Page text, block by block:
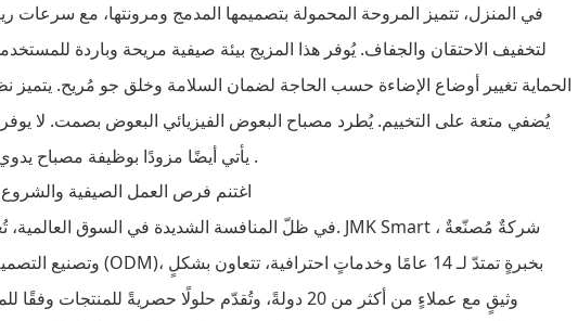
في المنزل، تتميز المروحة المحمولة بتصميمها المدمج ومرونتها، مع سرعات
لتخفيف الاحتقان والجفاف. يُوفر هذا المزيج بيئة صيفية مريحة وباردة
الحماية تغيير أوضاع الإضاءة حسب الحاجة لضمان السلامة وخلق جو مُريح.
يُضفي متعة على التخييم. يُطرد مصباح البعوض الفيزيائي البعوض بصمت. لا
.
في ظلّ المنافسة الشديدة في السوق العالمية، تُعدّ العطلة الصيفية فترةً حاسمةً لنموّ أعمال التجارة الخارجية. JMK Smart، شركةٌ مُصنّعةٌ
وثيقٍ مع عملاءٍ من أكثر من 20 دولةً، وتُقدّم حلولًا حصريةً